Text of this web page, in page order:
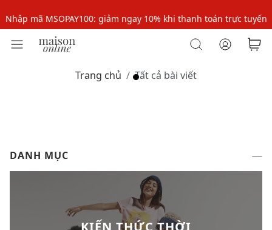
Nhập mã MSOPAY100: giảm ngay 10% khi thanh toán trực tuyến
Nhập mã: MSOXINCHAO - Giảm 10% đơn đầu cho thành viên mới!
Nhập mã: MSOXINCHAO - Giảm 10% đơn đầu cho thành viên mới!
Trang chủ Tất cả bài viết
DANH MỤC
KIẾN THỨC THỜI